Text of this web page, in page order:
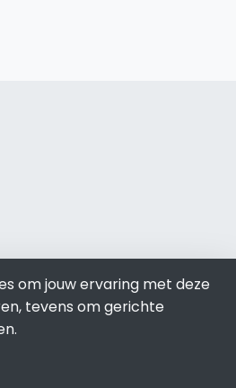
om jouw ervaring met deze
tevens om gerichte